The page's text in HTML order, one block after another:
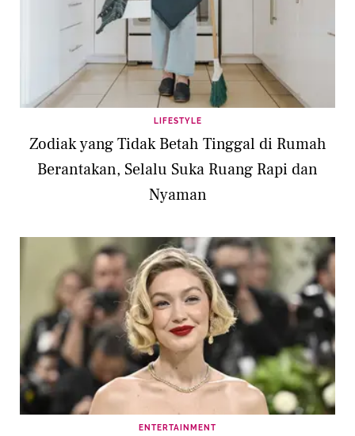
LIFESTYLE
Zodiak yang Tidak Betah Tinggal di Rumah
Berantakan, Selalu Suka Ruang Rapi dan
Nyaman
ENTERTAINMENT